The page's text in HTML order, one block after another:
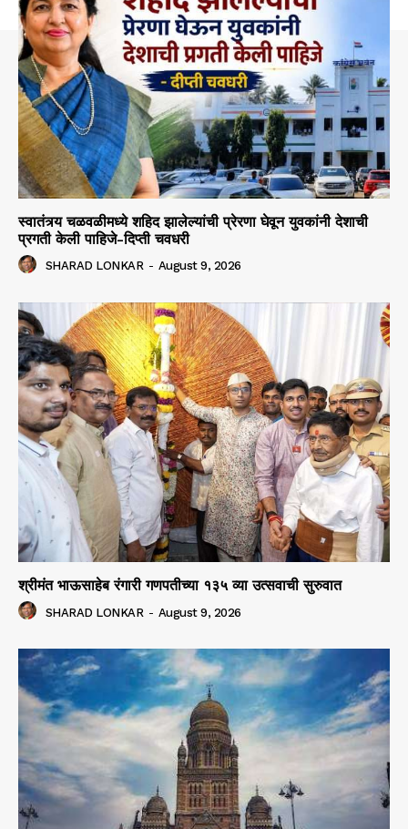
स्वातंत्र्य चळवळीमध्ये शहिद झालेल्यांची प्रेरणा घेवून युवकांनी देशाची
प्रगती केली पाहिजे-दिप्ती चवधरी
SHARAD LONKAR - August 9, 2026
श्रीमंत भाऊसाहेब रंगारी गणपतीच्या १३५ व्या उत्सवाची सुरुवात
SHARAD LONKAR - August 9, 2026